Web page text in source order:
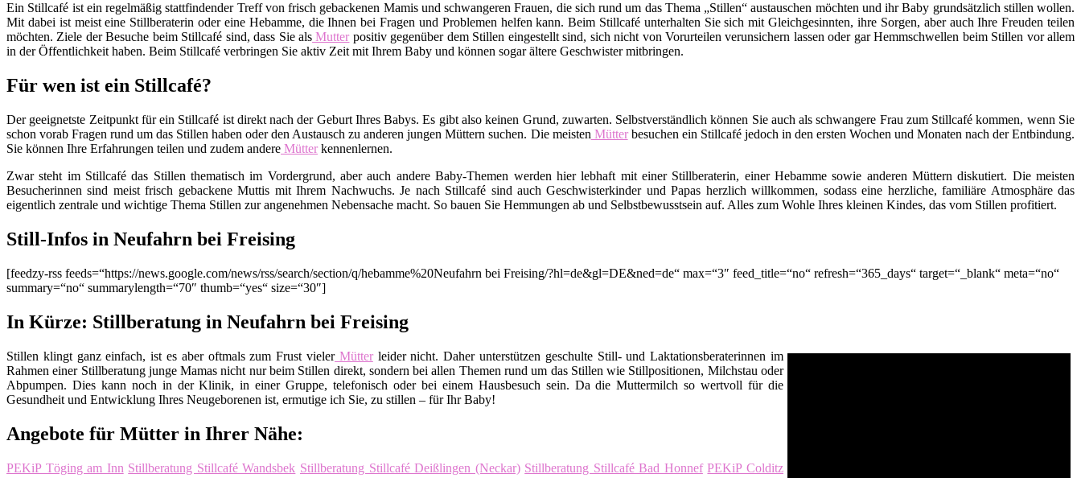
Ein Stillcafé ist ein regelmäßig stattfindender Treff von frisch gebackenen Mamis und schwangeren Frauen, die sich rund um das Thema „Stillen“ austauschen möchten und ihr Baby grundsätzlich stillen wollen.
Mit dabei ist meist eine Stillberaterin oder eine Hebamme, die Ihnen bei Fragen und Problemen helfen kann. Beim Stillcafé unterhalten Sie sich mit Gleichgesinnten, ihre Sorgen, aber auch Ihre Freuden teilen
möchten. Ziele der Besuche beim Stillcafé sind, dass Sie als Mutterpositiv gegenüber dem Stillen eingestellt sind, sich nicht von Vorurteilen verunsichern lassen oder gar Hemmschwellen beim Stillen vor allem
in der Öffentlichkeit haben. Beim Stillcafé verbringen Sie aktiv Zeit mit Ihrem Baby und können sogar ältere Geschwister mitbringen.
Für wen ist ein Stillcafé?
Der geeignetste Zeitpunkt für ein Stillcafé ist direkt nach der Geburt Ihres Babys. Es gibt also keinen Grund, zuwarten. Selbstverständlich können Sie auch als schwangere Frau zum Stillcafé kommen, wenn Sie
schon vorab Fragen rund um das Stillen haben oder den Austausch zu anderen jungen Müttern suchen. Die meisten Mütterbesuchen ein Stillcafé jedoch in den ersten Wochen und Monaten nach der Entbindung.
Sie können Ihre Erfahrungen teilen und zudem andere Mütterkennenlernen.
Zwar steht im Stillcafé das Stillen thematisch im Vordergrund, aber auch andere Baby-Themen werden hier lebhaft mit einer Stillberaterin, einer Hebamme sowie anderen Müttern diskutiert. Die meisten
Besucherinnen sind meist frisch gebackene Muttis mit Ihrem Nachwuchs. Je nach Stillcafé sind auch Geschwisterkinder und Papas herzlich willkommen, sodass eine herzliche, familiäre Atmosphäre das
eigentlich zentrale und wichtige Thema Stillen zur angenehmen Nebensache macht. So bauen Sie Hemmungen ab und Selbstbewusstsein auf. Alles zum Wohle Ihres kleinen Kindes, das vom Stillen profitiert.
Still-Infos in Neufahrn bei Freising
[feedzy-rss feeds=“https://news.google.com/news/rss/search/section/q/hebamme%20Neufahrn bei Freising/?hl=de&gl=DE&ned=de“ max=“3″ feed_title=“no“ refresh=“365_days“ target=“_blank“ meta=“no“
summary=“no“ summarylength=“70″ thumb=“yes“ size=“30″]
In Kürze: Stillberatung in Neufahrn bei Freising
Stillen klingt ganz einfach, ist es aber oftmals zum Frust vielerMütterleider nicht. Daher unterstützen geschulte Still- und Laktationsberaterinnen im
Rahmen einer Stillberatung junge Mamas nicht nur beim Stillen direkt, sondern bei allen Themen rund um das Stillen wie Stillpositionen, Milchstau oder
Abpumpen. Dies kann noch in der Klinik, in einer Gruppe, telefonisch oder bei einem Hausbesuch sein. Da die Muttermilch so wertvoll für die
Gesundheit und Entwicklung Ihres Neugeborenen ist, ermutige ich Sie, zu stillen – für Ihr Baby!
Angebote für Mütter in Ihrer Nähe:
PEKiP Töging am Inn Stillberatung Stillcafé Wandsbek Stillberatung Stillcafé Deißlingen (Neckar) Stillberatung Stillcafé Bad Honnef PEKiP Colditz